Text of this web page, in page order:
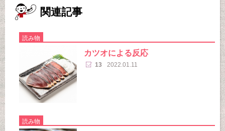
関連記事
読み物
カツオによる反応
13 2022.01.11
読み物